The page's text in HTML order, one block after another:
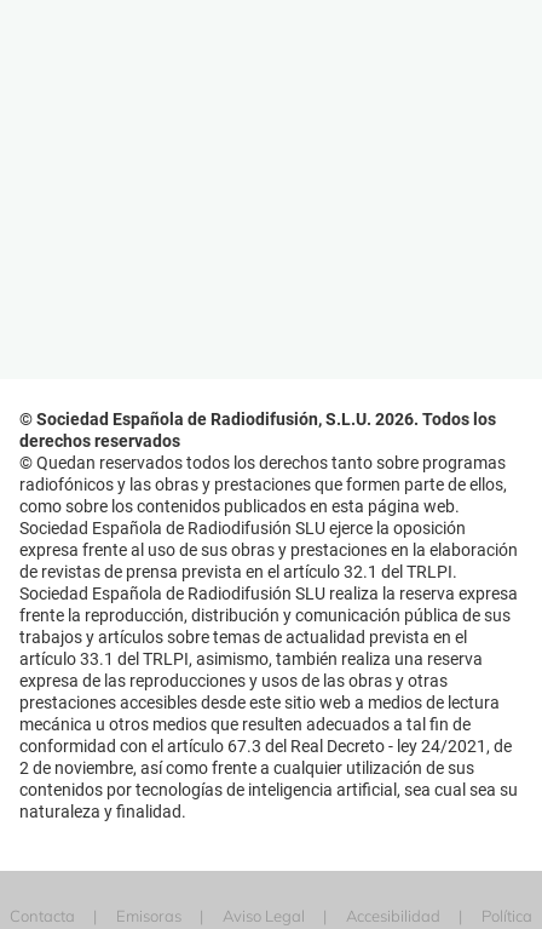
© Sociedad Española de Radiodifusión, S.L.U. 2026. Todos los
derechos reservados
© Quedan reservados todos los derechos tanto sobre programas
radiofónicos y las obras y prestaciones que formen parte de ellos,
como sobre los contenidos publicados en esta página web.
Sociedad Española de Radiodifusión SLU ejerce la oposición
expresa frente al uso de sus obras y prestaciones en la elaboración
de revistas de prensa prevista en el artículo 32.1 del TRLPI.
Sociedad Española de Radiodifusión SLU realiza la reserva expresa
frente la reproducción, distribución y comunicación pública de sus
trabajos y artículos sobre temas de actualidad prevista en el
artículo 33.1 del TRLPI, asimismo, también realiza una reserva
expresa de las reproducciones y usos de las obras y otras
prestaciones accesibles desde este sitio web a medios de lectura
mecánica u otros medios que resulten adecuados a tal fin de
conformidad con el artículo 67.3 del Real Decreto - ley 24/2021, de
2 de noviembre, así como frente a cualquier utilización de sus
contenidos por tecnologías de inteligencia artificial, sea cual sea su
naturaleza y finalidad.
Contacta Emisoras Aviso Legal Accesibilidad Política